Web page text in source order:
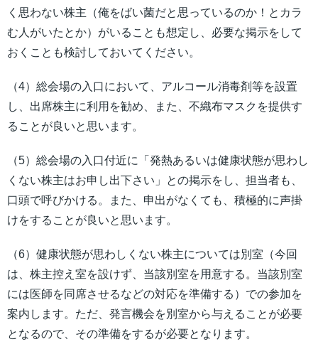
く思わない株主（俺をばい菌だと思っているのか！とカラ
む人がいたとか）がいることも想定し、必要な掲示をして
おくことも検討しておいてください。
（4）総会場の入口において、アルコール消毒剤等を設置
し、出席株主に利用を勧め、また、不織布マスクを提供す
ることが良いと思います。
（5）総会場の入口付近に「発熱あるいは健康状態が思わし
くない株主はお申し出下さい」との掲示をし、担当者も、
口頭で呼びかける。また、申出がなくても、積極的に声掛
けをすることが良いと思います。
（6）健康状態が思わしくない株主については別室（今回
は、株主控え室を設けず、当該別室を用意する。当該別室
には医師を同席させるなどの対応を準備する）での参加を
案内します。ただ、発言機会を別室から与えることが必要
となるので、その準備をするが必要となります。